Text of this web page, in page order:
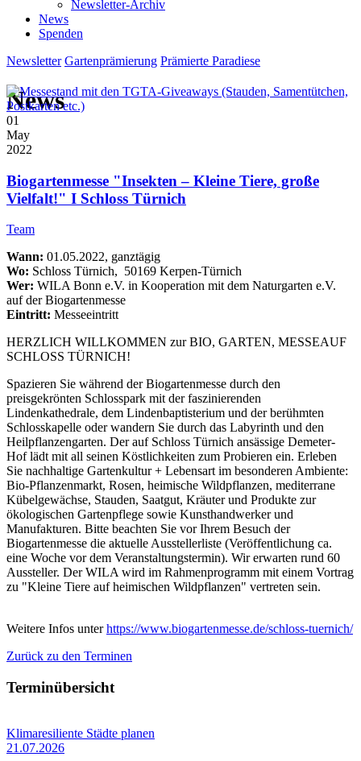
Newsletter-Archiv
News
Spenden
Newsletter Gartenprämierung Prämierte Paradiese
News
01
May
2022
Biogartenmesse "Insekten – Kleine Tiere, große
Vielfalt!" I Schloss Türnich
Team
Wann: 01.05.2022, ganztägig
Wo: Schloss Türnich, 50169 Kerpen-Türnich
Wer: WILA Bonn e.V. in Kooperation mit dem Naturgarten e.V.
auf der Biogartenmesse
Eintritt: Messeeintritt
HERZLICH WILLKOMMEN zur BIO, GARTEN, MESSEAUF
SCHLOSS TÜRNICH!
Spazieren Sie während der Biogartenmesse durch den
preisgekrönten Schlosspark mit der faszinierenden
Lindenkathedrale, dem Lindenbaptisterium und der berühmten
Schlosskapelle oder wandern Sie durch das Labyrinth und den
Heilpflanzengarten. Der auf Schloss Türnich ansässige Demeter-
Hof lädt mit all seinen Köstlichkeiten zum Probieren ein. Erleben
Sie nachhaltige Gartenkultur + Lebensart im besonderen Ambiente:
Bio-Pflanzenmarkt, Rosen, heimische Wildpflanzen, mediterrane
Kübelgewächse, Stauden, Saatgut, Kräuter und Produkte zur
ökologischen Gartenpflege sowie Kunsthandwerker und
Manufakturen. Bitte beachten Sie vor Ihrem Besuch der
Biogartenmesse die aktuelle Ausstellerliste (Veröffentlichung ca.
eine Woche vor dem Veranstaltungstermin). Wir erwarten rund 60
Aussteller. Der WILA wird im Rahmenprogramm mit einem Vortrag
zu "Kleine Tiere auf heimischen Wildpflanzen" vertreten sein.
Weitere Infos unterhttps://www.biogartenmesse.de/schloss-tuernich/
Zurück zu den Terminen
Terminübersicht
Klimaresiliente Städte planen
21.07.2026